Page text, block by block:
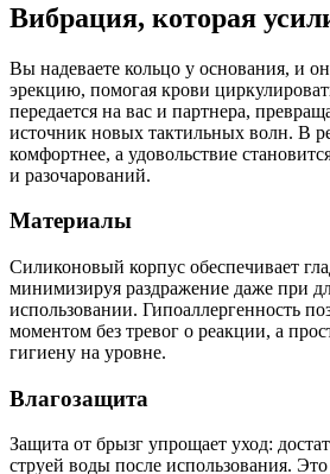
Вибрация, которая
Вы надеваете кольцо у основания, и
эрекцию, помогая крови
передается на вас и партнера,
источник новых тактильных волн. В
комфортнее, а удовольствие
и разочарований.
Материалы
Силиконовый корпус обеспечивает
минимизируя раздражение даже при
использовании. Гипоаллергенность
моментом без тревог о реакции, а
гигиену на уровне.
Влагозащита
Защита от брызг упрощает уход:
струей воды после использования.